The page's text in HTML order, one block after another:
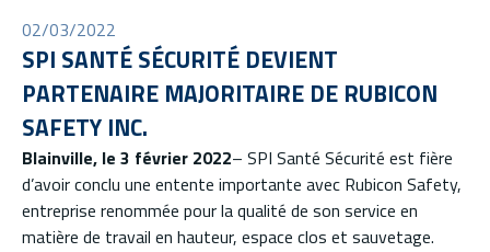
02/03/2022
SPI SANTÉ SÉCURITÉ DEVIENT
PARTENAIRE MAJORITAIRE DE RUBICON
SAFETY INC.
Blainville, le 3 février 2022– SPI Santé Sécurité est fière
d’avoir conclu une entente importante avec Rubicon Safety,
entreprise renommée pour la qualité de son service en
matière de travail en hauteur, espace clos et sauvetage.